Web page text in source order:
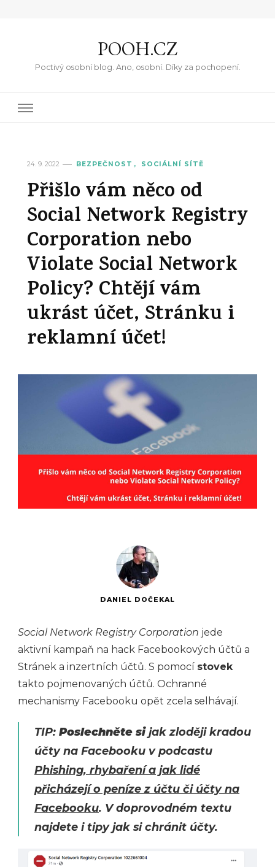
POOH.CZ
Poctivý osobní blog. Ano, osobní. Díky za pochopení.
24. 9. 2022 BEZPEČNOST SOCIÁLNÍ SÍTĚ
Přišlo vám něco od
Social Network Registry
Corporation nebo
Violate Social Network
Policy? Chtějí vám
ukrást účet, Stránku i
reklamní účet!
DANIEL DOČEKAL
Social Network Registry Corporation jede
aktivní kampaň na hack Facebookových účtů a
Stránek a inzertních účtů. S pomocí stovek
takto pojmenovaných účtů. Ochranné
mechanismy Facebooku opět zcela selhávají.
TIP: Poslechněte sijak zloději kradou
účty na Facebooku v podcastu
Phishing, rhybaření a jak lidé
přicházejí o peníze z účtu či účty na
Facebooku. V doprovodném textu
najdete i tipy jak si chránit účty.